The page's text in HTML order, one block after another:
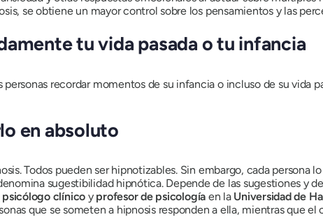
se obtiene un mayor control sobre los pensamientos y las
tu vida pasada o tu infancia
recordar momentos de su infancia o incluso de su vida
en absoluto
Todos pueden ser hipnotizables. Sin embargo, cada persona
sugestibilidad hipnótica. Depende de las sugestiones y
psicólogo clínico y profesor de psicología en la Universidad de
que se someten a hipnosis responden a ella, mientras que el